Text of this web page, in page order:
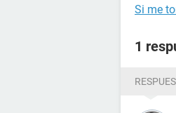
Si me
1